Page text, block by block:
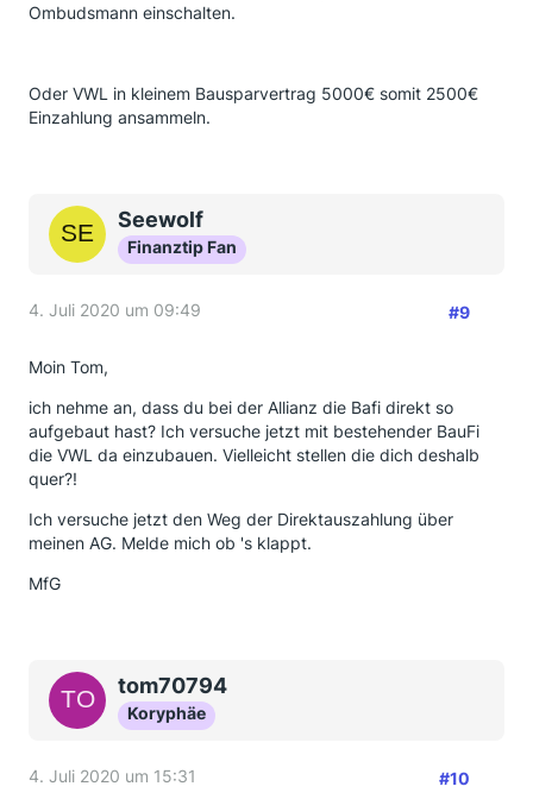
Ombudsmann einschalten.
Oder VWL in kleinem Bausparvertrag 5000€ somit 2500€
Einzahlung ansammeln.
Seewolf
Finanztip Fan
4. Juli 2020 um 09:49 #9
Moin Tom,
ich nehme an, dass du bei der Allianz die Bafi direkt so
aufgebaut hast? Ich versuche jetzt mit bestehender BauFi
die VWL da einzubauen. Vielleicht stellen die dich deshalb
quer?!
Ich versuche jetzt den Weg der Direktauszahlung über
meinen AG. Melde mich ob 's klappt.
MfG
tom70794
Koryphäe
4. Juli 2020 um 15:31 #10